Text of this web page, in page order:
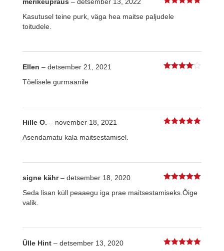
Kasutusel teine purk, väga hea maitse paljudele
toitudele.
Ellen – detsember 21, 2021
Tõelisele gurmaanile
Hille O. – november 18, 2021
Asendamatu kala maitsestamisel.
signe kähr– detsember 18, 2020
Seda lisan küll peaaegu iga prae maitsestamiseks.Õige
valik.
Ülle Hint – detsember 13, 2020